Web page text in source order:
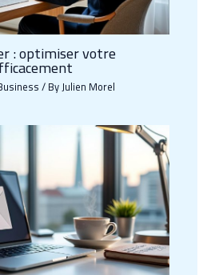
: optimiser votre
/ ByJulien Morel